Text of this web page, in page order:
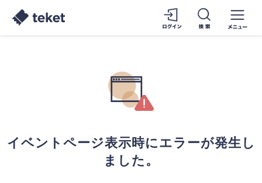
イベントページ表示時にエラーが発生し
ました。